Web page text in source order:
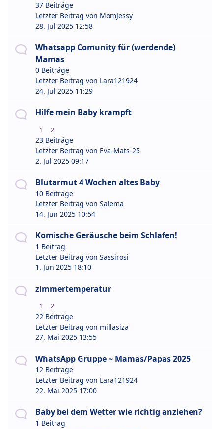
37 Beiträge
Letzter Beitrag von MomJessy
28. Jul 2025 12:58
Whatsapp Comunity für (werdende)
Mamas
0 Beiträge
Letzter Beitrag von Lara121924
24. Jul 2025 11:29
Hilfe mein Baby krampft
1 2
23 Beiträge
Letzter Beitrag von Eva-Mats-25
2. Jul 2025 09:17
Blutarmut 4 Wochen altes Baby
10 Beiträge
Letzter Beitrag von Salema
14. Jun 2025 10:54
Komische Geräusche beim Schlafen!
1 Beitrag
Letzter Beitrag von Sassirosi
1. Jun 2025 18:10
zimmertemperatur
1 2
22 Beiträge
Letzter Beitrag von millasiza
27. Mai 2025 13:55
WhatsApp Gruppe ~ Mamas/Papas 2025
12 Beiträge
Letzter Beitrag von Lara121924
22. Mai 2025 17:00
Baby bei dem Wetter wie richtig anziehen?
1 Beitrag